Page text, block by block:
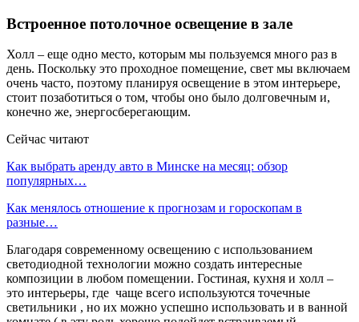
Встроенное потолочное освещение в зале
Холл – еще одно место, которым мы пользуемся много раз в
день. Поскольку это проходное помещение, свет мы включаем
очень часто, поэтому планируя освещение в этом интерьере,
стоит позаботиться о том, чтобы оно было долговечным и,
конечно же, энергосберегающим.
Сейчас читают
Как выбрать аренду авто в Минске на месяц: обзор
популярных…
Как менялось отношение к прогнозам и гороскопам в
разные…
Благодаря современному освещению с использованием
светодиодной технологии можно создать интересные
композиции в любом помещении. Гостиная, кухня и холл –
это интерьеры, где чаще всего используются точечные
светильники , но их можно успешно использовать и в ванной